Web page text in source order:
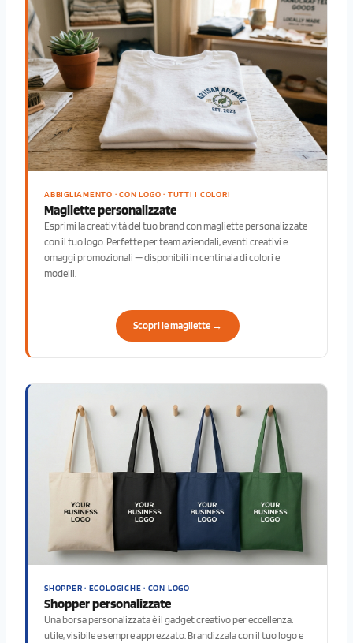
ABBIGLIAMENTO · CON LOGO · TUTTI I COLORI
Magliette personalizzate
Esprimi la creatività del tuo brand con magliette personalizzate
con il tuo logo. Perfette per team aziendali, eventi creativi e
omaggi promozionali — disponibili in centinaia di colori e
modelli.
Scopri le magliette →
SHOPPER · ECOLOGICHE · CON LOGO
Shopper personalizzate
Una borsa personalizzata è il gadget creativo per eccellenza:
utile, visibile e sempre apprezzato. Brandizzala con il tuo logo e